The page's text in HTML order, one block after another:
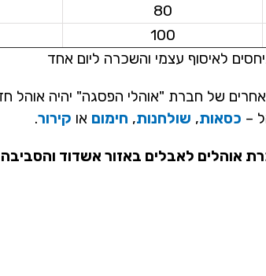
80
100
לאיסוף עצמי והשכרה ליום אחד
של חברת "אוהלי הפסגה" יהיה אוהל
– כסאות, שולחנות, חימום או קירור.
לאבלים באזור אשדוד והסביבה ניתן לחייג